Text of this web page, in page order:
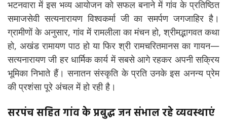
भटनवारा में इस भव्य आयोजन को सफल बनाने में गांव के प्रतिष्ठित
समाजसेवी सत्यनारायण विश्वकर्मा जी का समर्पण जगजाहिर है।
ग्रामीणों के अनुसार, गांव में रामलीला का मंचन हो, श्रीमद्भागवत कथा
हो, अखंड रामायण पाठ हो या फिर श्री रामचरितमानस का गायन—
सत्यनारायण जी हर धार्मिक कार्य में सबसे आगे रहकर अपनी सक्रिय
भूमिका निभाते हैं। सनातन संस्कृति के प्रति उनके इस अनन्य प्रेम
की प्रशंसा पूरे अंचल में हो रही है।
सरपंच सहित गांव के प्रबुद्ध जन संभाल रहे व्यवस्थाएं